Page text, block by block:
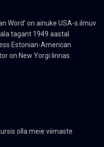
Word' on ainuke USA-s ilmuv
tagant 1949 aastal
Estonian-American
on New Yorgi linnas.
olla meie viimaste